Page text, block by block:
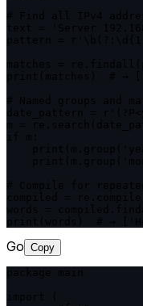
text = 'Server
date_pattern =
Go Copy